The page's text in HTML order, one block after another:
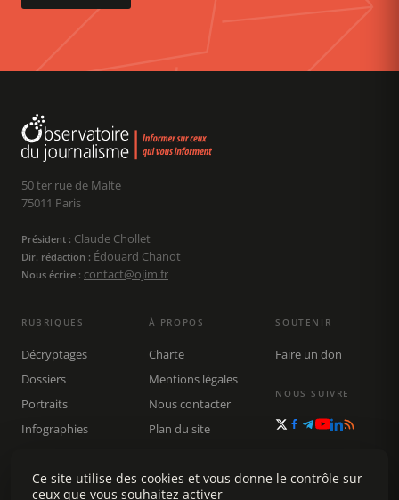
50 ter rue de Malte
75011 Paris
Président : Claude Chollet
Dir. rédaction : Édouard Chanot
Nous écrire : contact@ojim.fr
RUBRIQUES
Décryptages
Dossiers
Portraits
Infographies
Rechercher
À PROPOS
Charte
Mentions légales
Nous contacter
Plan du site
SOUTENIR
Faire un don
NOUS SUIVRE
Ce site utilise des cookies et vous donne le contrôle sur
ceux que vous souhaitez activer